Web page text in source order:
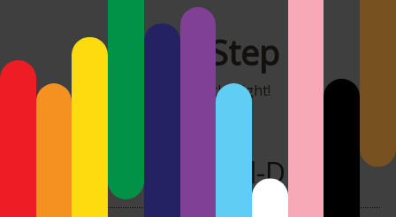
MonoStep
It's all about the light!
Fotobuch von Saal-Digital